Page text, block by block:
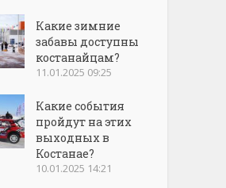
Какие зимние
забавы доступны
костанайцам?
11.01.2025 09:25
Какие события
пройдут на этих
выходных в
Костанае?
10.01.2025 14:21